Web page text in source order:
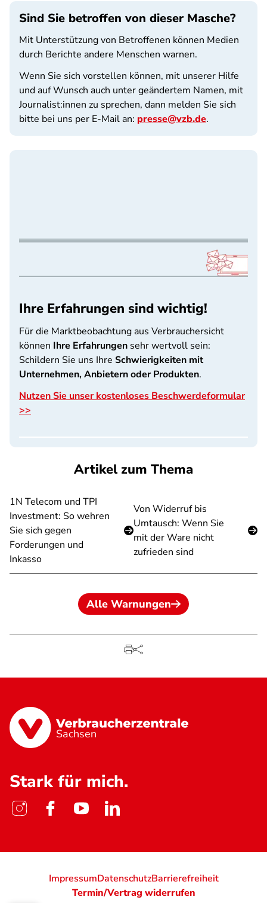
Sind Sie betroffen von dieser Masche?
Mit Unterstützung von Betroffenen können Medien
durch Berichte andere Menschen warnen.
Wenn Sie sich vorstellen können, mit unserer Hilfe
und auf Wunsch auch unter geändertem Namen, mit
Journalist:innen zu sprechen, dann melden Sie sich
bitte bei uns per E-Mail an: presse@vzb.de.
Ihre Erfahrungen sind wichtig!
Für die Marktbeobachtung aus Verbrauchersicht
können Ihre Erfahrungen sehr wertvoll sein:
Schildern Sie uns Ihre Schwierigkeiten mit
Unternehmen, Anbietern oder Produkten.
Nutzen Sie unser kostenloses Beschwerdeformular
>>
Artikel zum Thema
1N Telecom und TPI
Investment: So wehren
Sie sich gegen
Forderungen und
Inkasso
Von Widerruf bis
Umtausch: Wenn Sie
mit der Ware nicht
zufrieden sind
Alle Warnungen
Sachsen
Stark für mich.
ImpressumDatenschutzBarrierefreiheit
Termin/Vertrag widerrufen